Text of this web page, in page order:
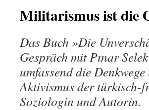
Militarismus ist die
Das Buch »Die
Gespräch mit Pınar
umfassend die
Aktivismus der türkisch-
Soziologin und Autorin.